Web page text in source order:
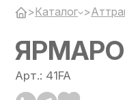
>Каталог >
Арт.: 41FA